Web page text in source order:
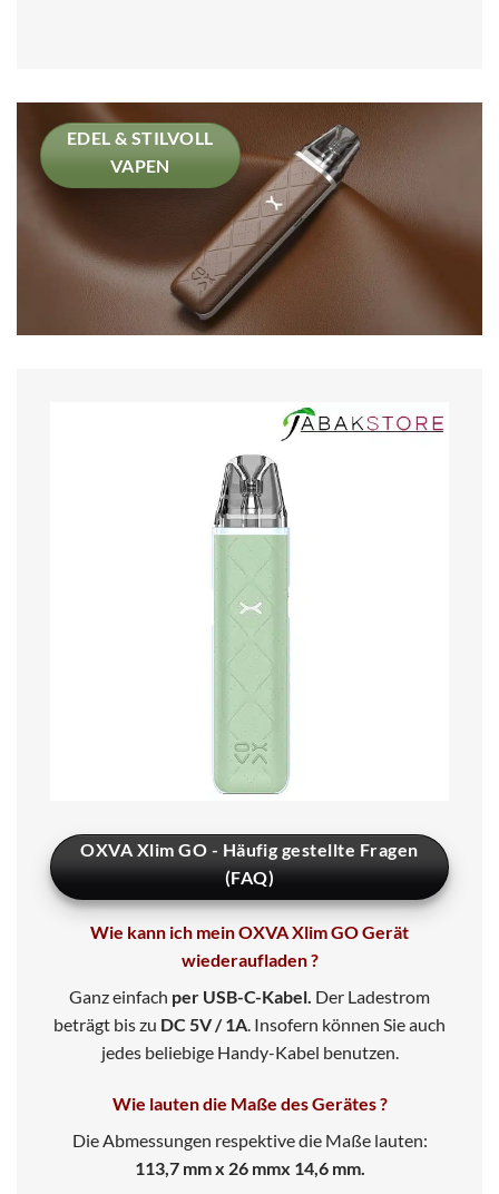
EDEL & STILVOLL
VAPEN
OXVA Xlim GO - Häufig gestellte Fragen
(FAQ)
Wie kann ich mein OXVA Xlim GO Gerät
wiederaufladen ?
Ganz einfach per USB-C-Kabel. Der Ladestrom
beträgt bis zu DC 5V / 1A. Insofern können Sie auch
jedes beliebige Handy-Kabel benutzen.
Wie lauten die Maße des Gerätes ?
Die Abmessungen respektive die Maße lauten:
113,7 mm x 26 mmx 14,6 mm.